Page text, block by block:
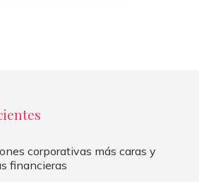
corporativas más caras y
financieras